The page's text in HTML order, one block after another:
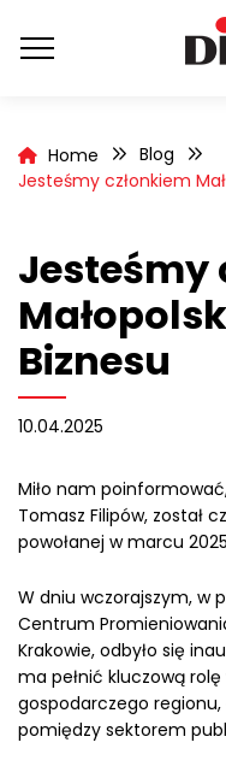
Home
Blog
Jesteśmy członkiem
Jesteśmy
Biznesu
10.04.2025
Miło nam
Tomasz Filipów, został
powołanej w marcu
W dniu wczorajszym, w
Centrum
Krakowie, odbyło się
ma pełnić kluczową
gospodarczego
pomiędzy sektorem